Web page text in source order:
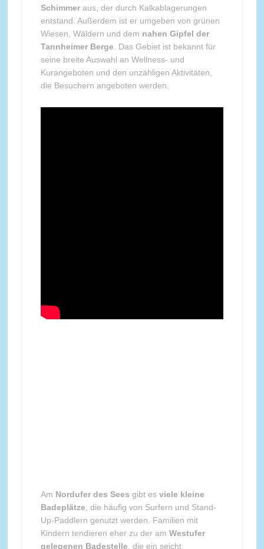
Schimmeraus, der durch Kalkablagerungen
entstand. Außerdem ist er umgeben von grünen
Wiesen, Wäldern und dem nahen Gipfel der
Tannheimer Berge . Das Gebiet ist bekannt für
seine breite Auswahl an Wellness- und
Kurangeboten und den unzähligen Aktivitäten,
die Besuchern angeboten werden.
Am Nordufer des Sees gibt es viele kleine
Badeplätze , die häufig von Surfern und Stand-
Up-Paddlern genutzt werden. Familien mit
Kindern tendieren eher zu der am Westufer
gelegenen Badestelle , die ein seicht